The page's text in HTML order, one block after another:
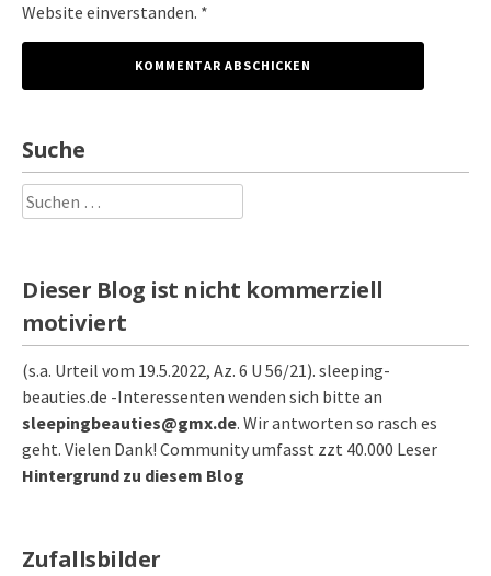
Website einverstanden. *
Suche
Suchen
nach:
Dieser Blog ist nicht kommerziell
motiviert
(s.a. Urteil vom 19.5.2022, Az. 6 U 56/21). sleeping-
beauties.de -Interessenten wenden sich bitte an
sleepingbeauties@gmx.de. Wir antworten so rasch es
geht. Vielen Dank! Community umfasst zzt 40.000 Leser
Hintergrund zu diesem Blog
Zufallsbilder